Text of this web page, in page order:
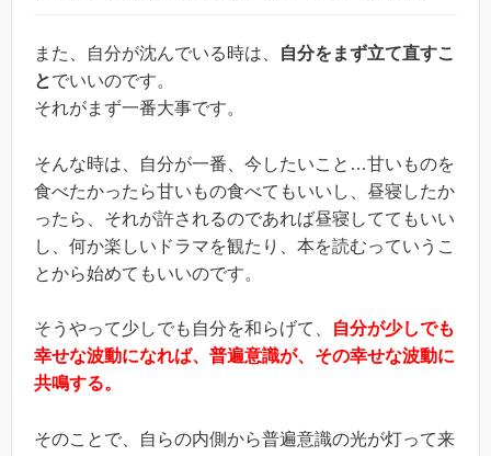
また、自分が沈んでいる時は、
自分をまず立て直すこ
とでいいのです。
それがまず一番大事です。
そんな時は、自分が一番、今したいこと…甘いものを
食べたかったら甘いもの食べてもいいし、昼寝したか
ったら、それが許されるのであれば昼寝しててもいい
し、何か楽しいドラマを観たり、本を読むっていうこ
とから始めてもいいのです。
そうやって少しでも自分を和らげて、
自分が少しでも
幸せな波動になれば、普遍意識が、その幸せな波動に
共鳴する。
そのことで、自らの内側から普遍意識の光が灯って来